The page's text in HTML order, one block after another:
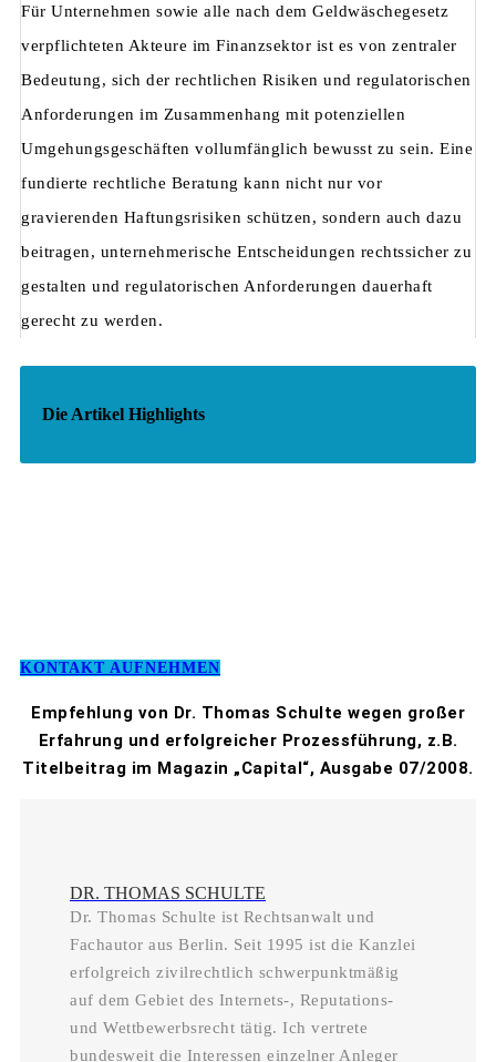
Für Unternehmen sowie alle nach dem Geldwäschegesetz
verpflichteten Akteure im Finanzsektor ist es von zentraler
Bedeutung, sich der rechtlichen Risiken und regulatorischen
Anforderungen im Zusammenhang mit potenziellen
Umgehungsgeschäften vollumfänglich bewusst zu sein. Eine
fundierte rechtliche Beratung kann nicht nur vor
gravierenden Haftungsrisiken schützen, sondern auch dazu
beitragen, unternehmerische Entscheidungen rechtssicher zu
gestalten und regulatorischen Anforderungen dauerhaft
gerecht zu werden.
Die Artikel Highlights
KONTAKT AUFNEHMEN
Empfehlung von Dr. Thomas Schulte wegen großer
Erfahrung und erfolgreicher Prozessführung, z.B.
Titelbeitrag im Magazin „Capital“, Ausgabe 07/2008.
DR. THOMAS SCHULTE
Dr. Thomas Schulte ist Rechtsanwalt und
Fachautor aus Berlin. Seit 1995 ist die Kanzlei
erfolgreich zivilrechtlich schwerpunktmäßig
auf dem Gebiet des Internets-, Reputations-
und Wettbewerbsrecht tätig. Ich vertrete
bundesweit die Interessen einzelner Anleger